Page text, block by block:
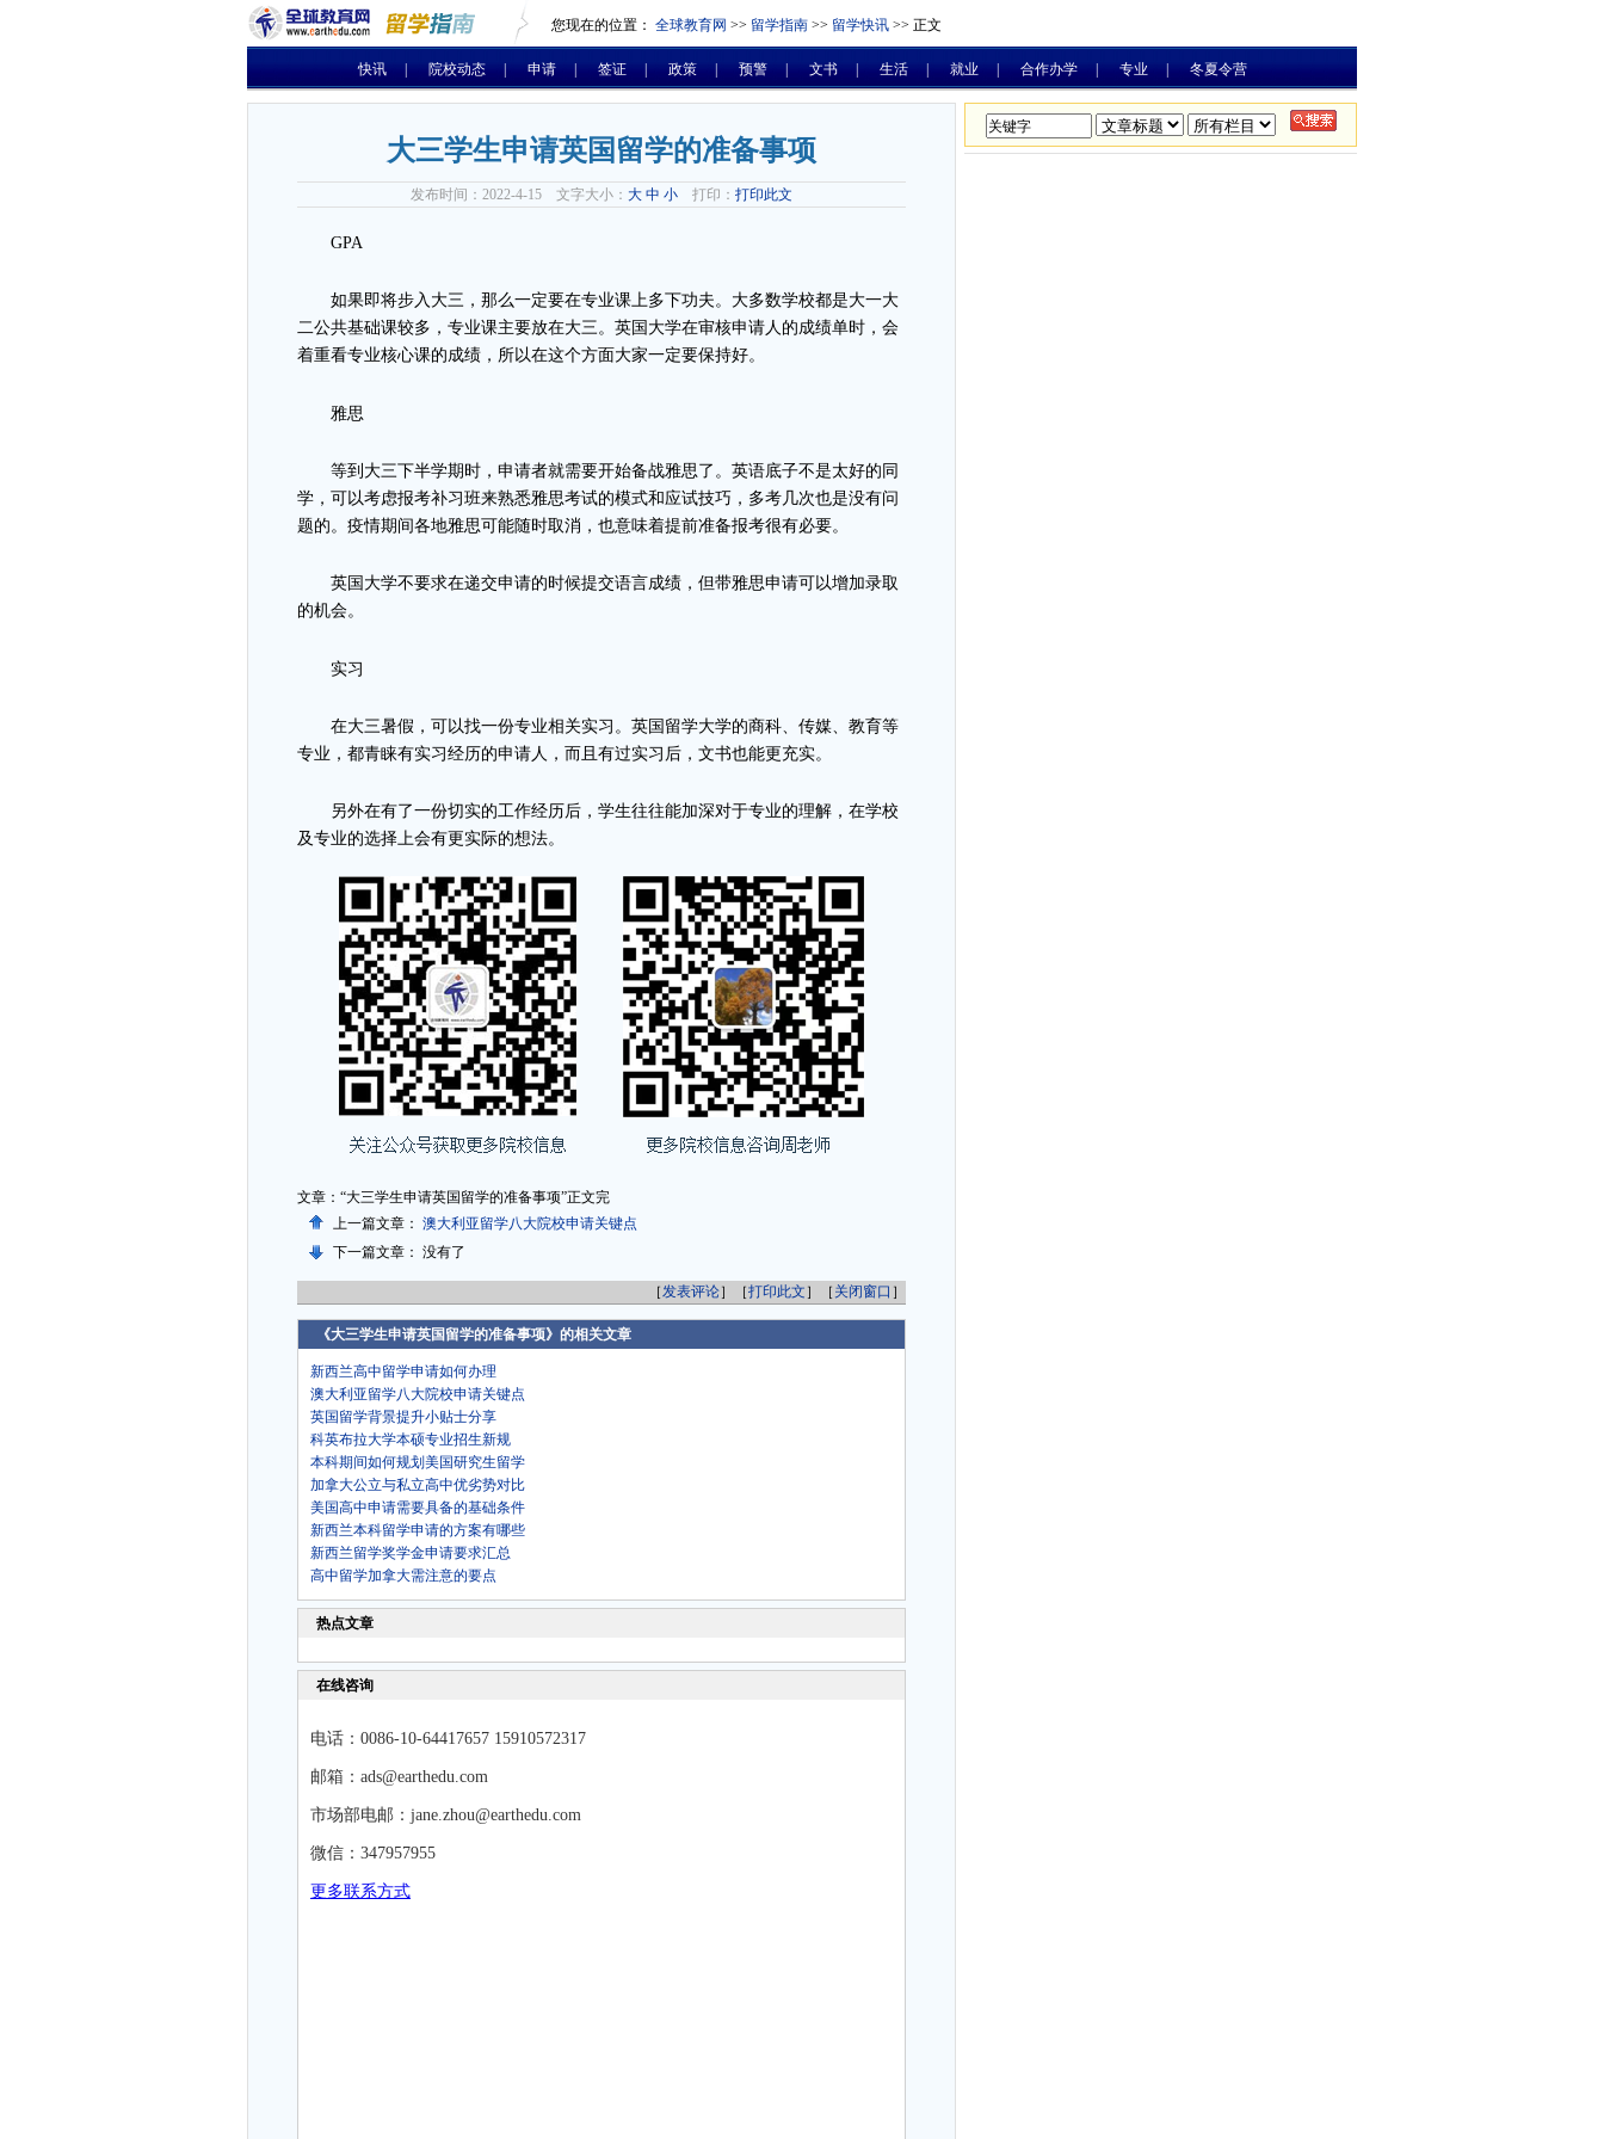
您现在的位置： 全球教育网 >> 留学指南 >> 留学快讯 >> 正文
快讯 院校动态 申请 签证 政策 预警 文书 生活 就业 合作办学 专业 冬夏令营
大三学生申请英国留学的准备事项
发布时间：2022-4-15 文字大小： 大 中 小 打印： 打印此文
GPA
如果即将步入大三，那么一定要在专业课上多下功夫。大多数学校都是大一大
二公共基础课较多，专业课主要放在大三。英国大学在审核申请人的成绩单时，会
着重看专业核心课的成绩，所以在这个方面大家一定要保持好。
雅思
等到大三下半学期时，申请者就需要开始备战雅思了。英语底子不是太好的同
学，可以考虑报考补习班来熟悉雅思考试的模式和应试技巧，多考几次也是没有问
题的。疫情期间各地雅思可能随时取消，也意味着提前准备报考很有必要。
英国大学不要求在递交申请的时候提交语言成绩，但带雅思申请可以增加录取
的机会。
实习
在大三暑假，可以找一份专业相关实习。英国 留学大学的商科、传媒、教育等
专业，都青睐有实习经历的申请人 ， 而且有过实习后，文书也能更充实。
另外在有了一份切实的工作经历后，学生往往能加深对于专业的理解，在学校
及专业的选择上会有更实际的想法。
文章：“大三学生申请英国留学的准备事项”正文完
上一篇文章： 澳大利亚留学八大院校申请关键点
下一篇文章： 没有了
［ 发表评论］［打印此文 ］［ 关闭窗口 ］
《大三学生申请英国留学的准备事项》的相关文章
新西兰高中留学申请如何办理
澳大利亚留学八大院校申请关键点
英国留学背景提升小贴士分享
科英布拉大学本硕专业招生新规
本科期间如何规划美国研究生留学
加拿大公立与私立高中优劣势对比
美国高中申请需要具备的基础条件
新西兰本科留学申请的方案有哪些
新西兰留学奖学金申请要求汇总
高中留学加拿大需注意的要点
热点文章
在线咨询